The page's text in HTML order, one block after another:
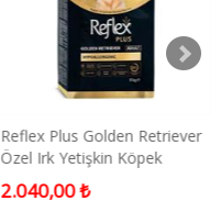
Reflex Plus Golden Retriever
Özel Irk Yetişkin Köpek
Maması 8 kg
2.040,00 ₺